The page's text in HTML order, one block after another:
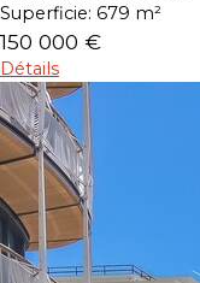
Superficie: 679 m²
150 000 €
Détails